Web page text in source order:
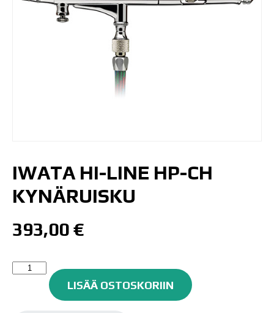
IWATA HI-LINE HP-CH
KYNÄRUISKU
393,00 €
Iwata
LISÄÄ OSTOSKORIIN